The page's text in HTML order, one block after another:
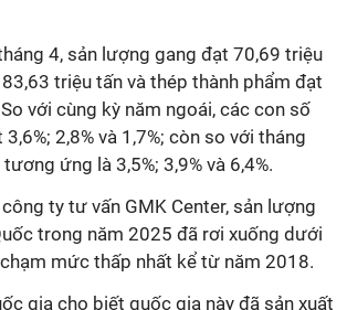
4, sản lượng gang đạt 70,69 triệu
triệu tấn và thép thành phẩm đạt
với cùng kỳ năm ngoái, các con số
2,8% và 1,7%; còn so với tháng
ứng là 3,5%; 3,9% và 6,4%.
ty tư vấn GMK Center, sản lượng
trong năm 2025 đã rơi xuống dưới
mức thấp nhất kể từ năm 2018.
gia cho biết quốc gia này đã sản xuất